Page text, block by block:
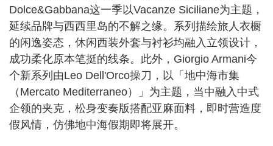
Dolce&Gabbana这一季以Vacanze Siciliane为主题，
延续品牌与西西里岛的不解之缘。系列描绘旅人衣橱
的闲逸姿态，休闲西装外套与衬衫均融入立领设计，
成功柔化原本笔挺的线条。此外，Giorgio Armani今
个新系列由Leo Dell'Orco操刀，以「地中海市集
（Mercato Mediterraneo）」为主题，当中融入中式
企领的夹克，松身变奏版搭配亚麻面料，即时营造度
假风情，仿佛地中海假期即将展开。